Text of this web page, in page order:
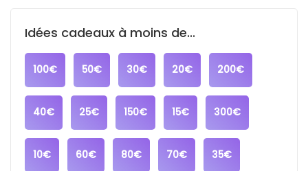
Idées cadeaux à moins de...
100€ 50€ 30€ 20€ 200€
40€ 25€ 150€ 15€ 300€
10€ 60€ 80€ 70€ 35€